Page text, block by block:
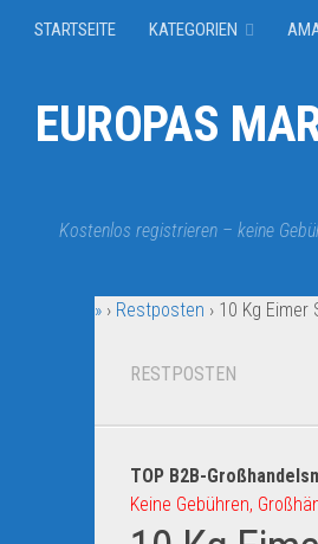
STARTSEITE KATEGORIEN
EUROPAS
Kostenlos registrieren – keine
» › Restposten › 10 Kg
RESTPOSTEN
TOP B2B-
Keine Gebühren,